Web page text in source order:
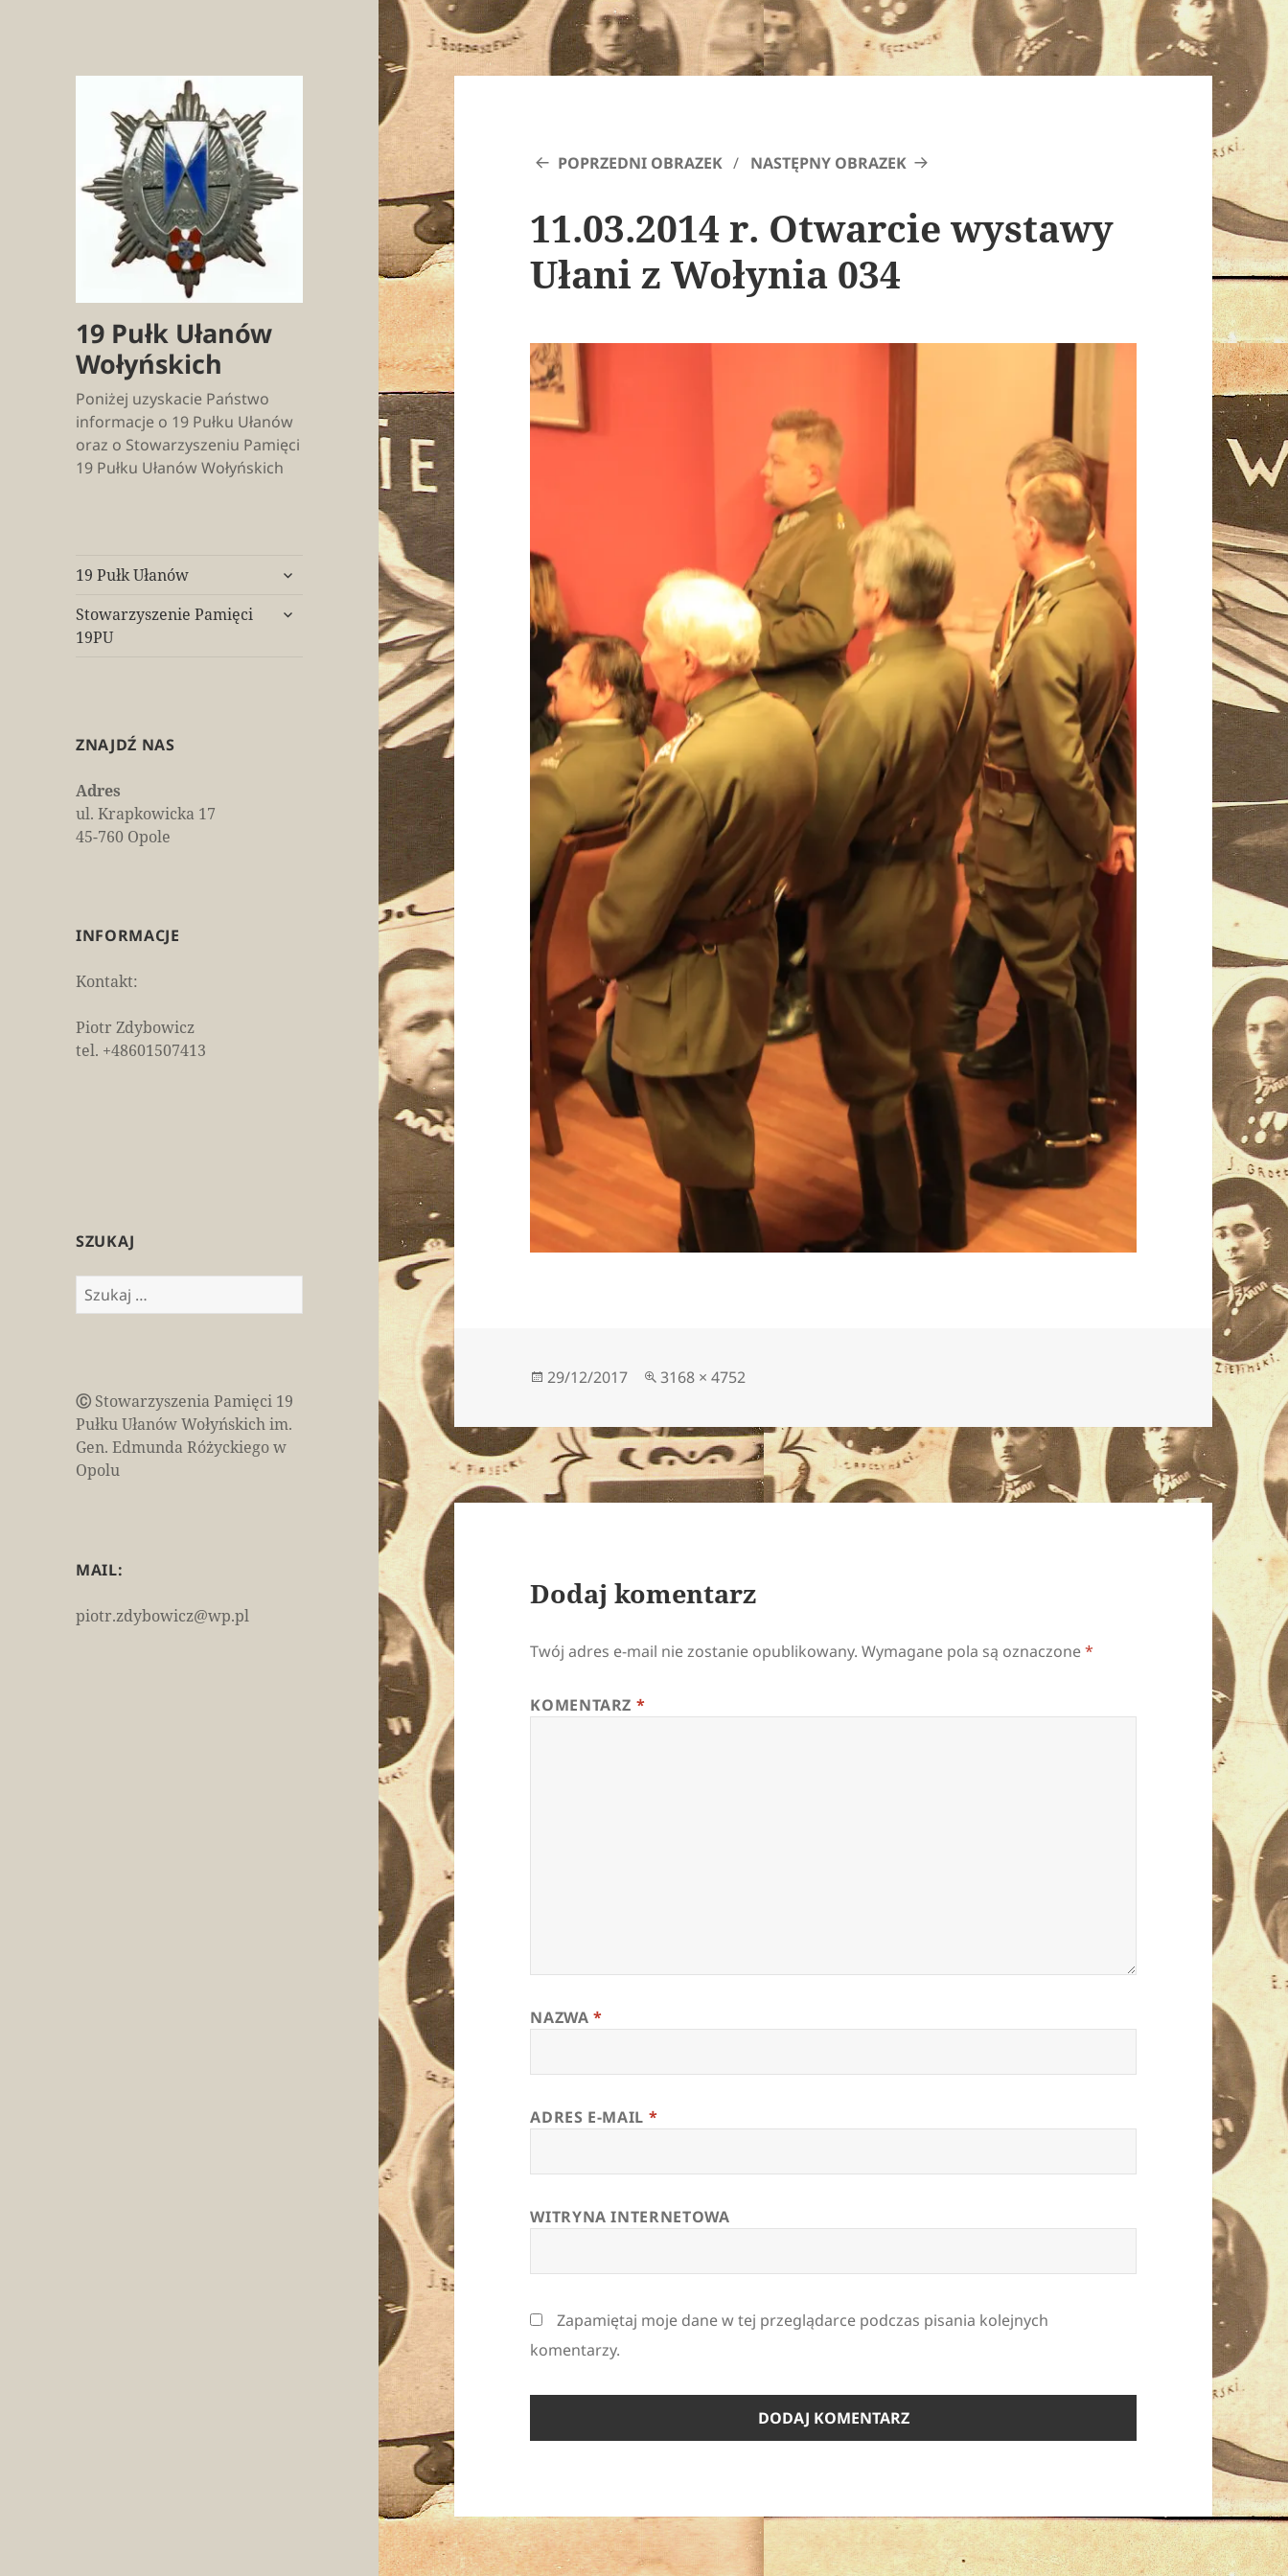
19 Pułk Ułanów
Wołyńskich
Poniżej uzyskacie Państwo
informacje o 19 Pułku Ułanów
oraz o Stowarzyszeniu Pamięci
19 Pułku Ułanów Wołyńskich
19 Pułk Ułanów
rozwiń
potomne
Stowarzyszenie Pamięci
19PU
rozwiń
ZNAJDŹ NAS
Adres
ul. Krapkowicka 17
45-760 Opole
INFORMACJE
Kontakt:
Piotr Zdybowicz
tel. +48601507413
SZUKAJ
Szukaj:
Ⓒ Stowarzyszenia Pamięci 19
Pułku Ułanów Wołyńskich im.
Gen. Edmunda Różyckiego w
Opolu
MAIL:
piotr.zdybowicz@wp.pl
POPRZEDNI OBRAZEK NASTĘPNY OBRAZEK
11.03.2014 r. Otwarcie wystawy
Ułani z Wołynia 034
Data
29/12/2017
Pełny
3168 × 4752
Dodaj komentarz
Twój adres e-mail nie zostanie opublikowany. Wymagane pola są oznaczone*
KOMENTARZ *
NAZWA*
ADRES E-MAIL *
WITRYNA INTERNETOWA
Zapamiętaj moje dane w tej przeglądarce podczas pisania kolejnych
komentarzy.